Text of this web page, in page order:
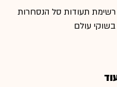
רשימת תעודות סל הנסחרות
בשוקי עולם